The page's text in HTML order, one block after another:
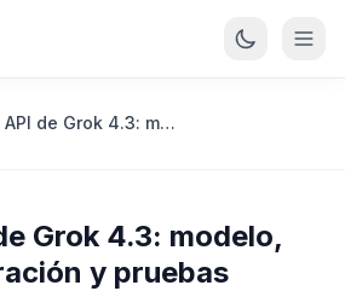
Guía de API de Grok 4.3: modelo, precios, migración y pruebas
Grok 4.3: modelo,
y pruebas